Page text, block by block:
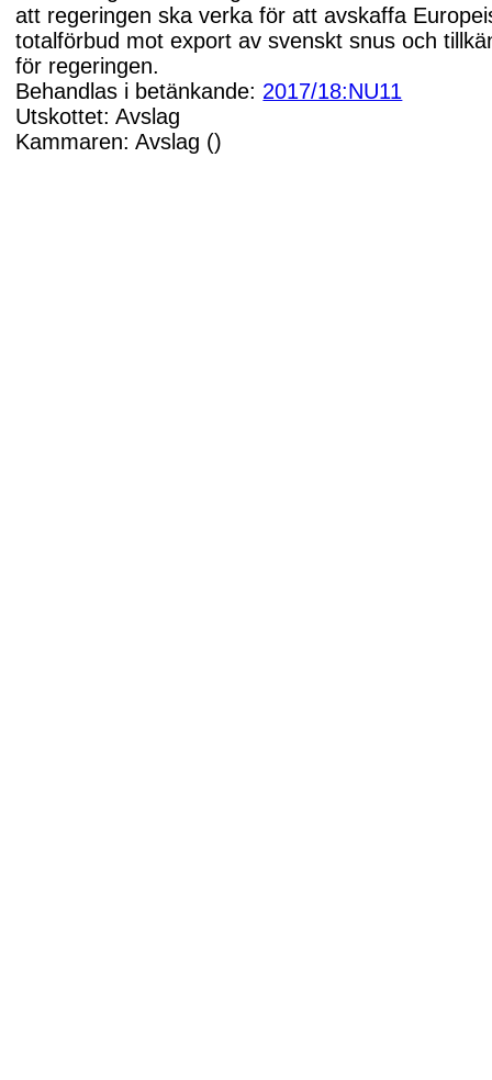
att regeringen ska verka för att avskaffa
totalförbud mot export av svenskt snus och
för regeringen.
Behandlas i betänkande: 2017/18:NU11
Utskottet: Avslag
Kammaren: Avslag ()